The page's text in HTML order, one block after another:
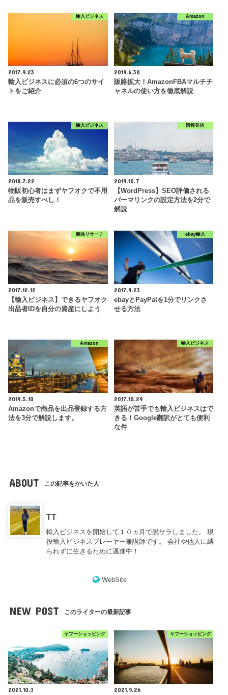
輸入ビジネス
2017.9.23
輸入ビジネスに必須の6つのサイ
トをご紹介
Amazon
2019.6.30
販路拡大！AmazonFBAマルチチ
ャネルの使い方を徹底解説
輸入ビジネス
2018.7.22
物販初心者はまずヤフオクで不用
品を販売すべし！
情報発信
2019.10.7
【WordPress】SEO評価される
パーマリンクの設定方法を2分で
解説
商品リサーチ
2017.12.12
【輸入ビジネス】できるヤフオク
出品者IDを自分の資産にしよう
ebay輸入
2017.9.23
ebayとPayPalを1分でリンクさ
せる方法
Amazon
2019.5.10
Amazonで商品を出品登録する方
法を3分で解説します。
輸入ビジネス
2017.10.29
英語が苦手でも輸入ビジネスはで
きる！Google翻訳がとても便利
な件
ABOUT この記事をかいた人
TT
輸入ビジネスを開始して１０ヵ月で脱サラしました。 現
役輸入ビジネスプレーヤー兼講師です。 会社や他人に縛
られずに生きるために邁進中！
WebSite
NEW POST このライターの最新記事
ヤフーショッピング
2021.10.3
ヤフーショッピング
2021.9.26